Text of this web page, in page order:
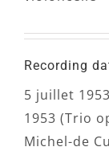
Recording
5 juillet
1953 (Trio
Michel-de